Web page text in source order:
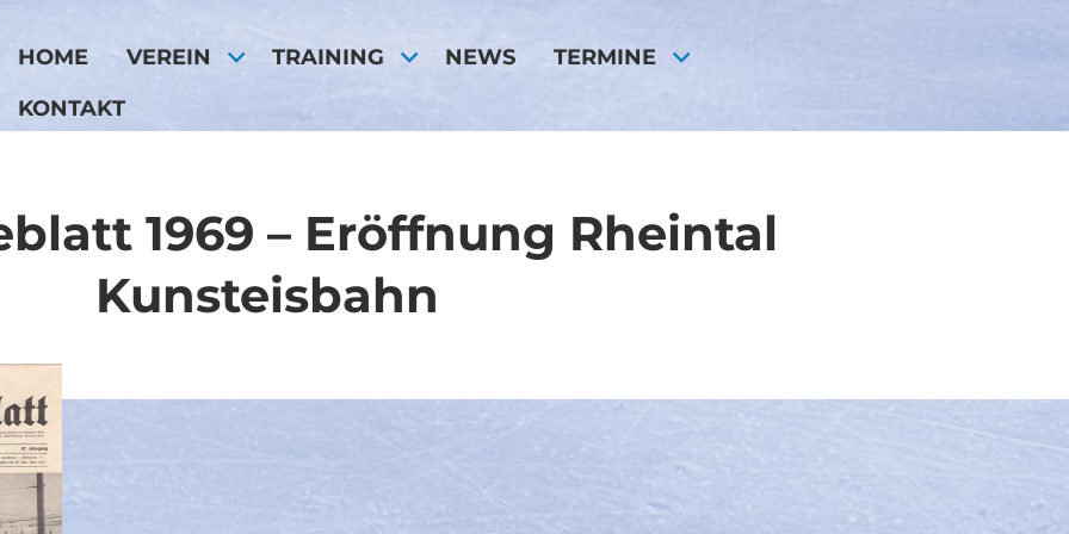
HOME VEREIN TRAINING NEWS TERMINE
KONTAKT
1969 – Eröffnung Rheintal
Kunsteisbahn